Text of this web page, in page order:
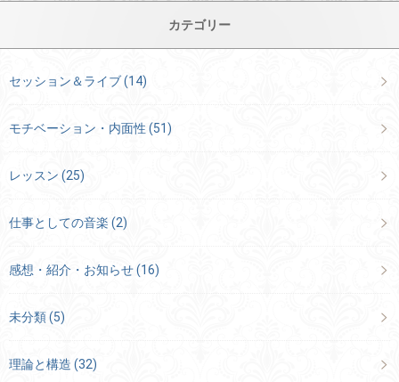
カテゴリー
セッション＆ライブ(14)
モチベーション・内面性 (51)
レッスン (25)
仕事としての音楽 (2)
感想・紹介・お知らせ(16)
未分類(5)
理論と構造 (32)